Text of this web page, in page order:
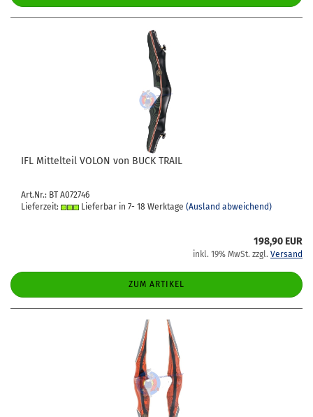
IFL Mit­tel­teil VOLON von BUCK TRAIL
Art.Nr.: BT A072746
Lieferzeit:
Lieferbar in 7- 18 Werktage (Ausland abweichend)
198,90 EUR
inkl. 19% MwSt. zzgl. Versand
ZUM ARTIKEL